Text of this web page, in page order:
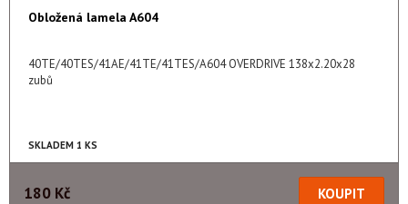
Obložená lamela A604
40TE/40TES/41AE/41TE/41TES/A604 OVERDRIVE 138x2.20x28
zubů
SKLADEM 1 KS
180 Kč